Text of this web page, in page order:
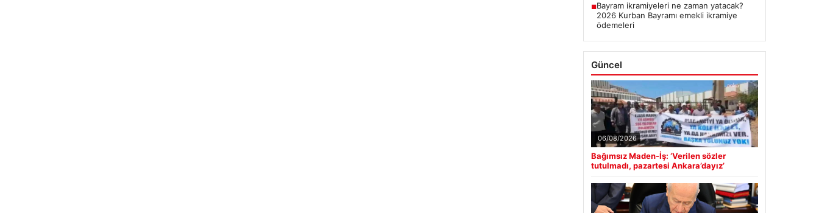
■Bayram ikramiyeleri ne zaman yatacak?
2026 Kurban Bayramı emekli ikramiye
ödemeleri
Güncel
06/08/2026
Bağımsız Maden-İş: ‘Verilen sözler
tutulmadı, pazartesi Ankara’dayız’